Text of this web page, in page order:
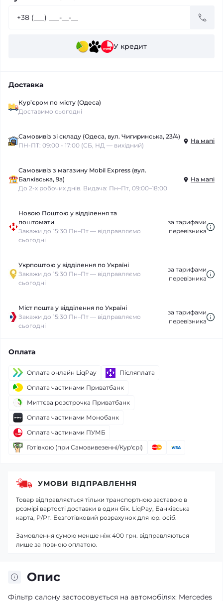
У кредит
Доставка
Курʼєром по місту (Одеса)
Доставимо сьогодні
Самовивіз зі складу (Одеса, вул. Чигиринська, 23/4)
ПН-ПТ: 09:00 - 17:00 (СБ, НД — вихідний)
На мапі
Самовивіз з магазину Mobil Express (вул.
Балківська, 9а)
До 2-х робочих днів. Видача: Пн–Пт, 09:00–18:00
На мапі
Новою Поштою у відділення та
поштомати
Закажи до 15:30 Пн–Пт — відправляємо
сьогодні
за тарифами
перевізника
Укрпоштою у відділення по Україні
Закажи до 15:30 Пн–Пт — відправляємо
сьогодні
за тарифами
перевізника
Міст пошта у відділення по Україні
Закажи до 15:30 Пн–Пт — відправляємо
сьогодні
за тарифами
перевізника
Оплата
Оплата онлайн LiqPay
Післяплата
Оплата частинами Приватбанк
Миттєва розстрочка Приватбанк
Оплата частинами Монобанк
Оплата частинами ПУМБ
Готівкою (при Самовивезенні/Кур'єрі)
Опис
Фільтр салону застосовується на автомобілях: Mercedes
УМОВИ ВІДПРАВЛЕННЯ
Товар відправляється тільки транспортною заставою в
розмірі вартості доставки в один бік. LiqPay, Банківська
карта, Р/Рг. Безготівковий розрахунок для юр. осіб.
Замовлення сумою менше ніж 400 грн. відправляються
лише за повною оплатою.